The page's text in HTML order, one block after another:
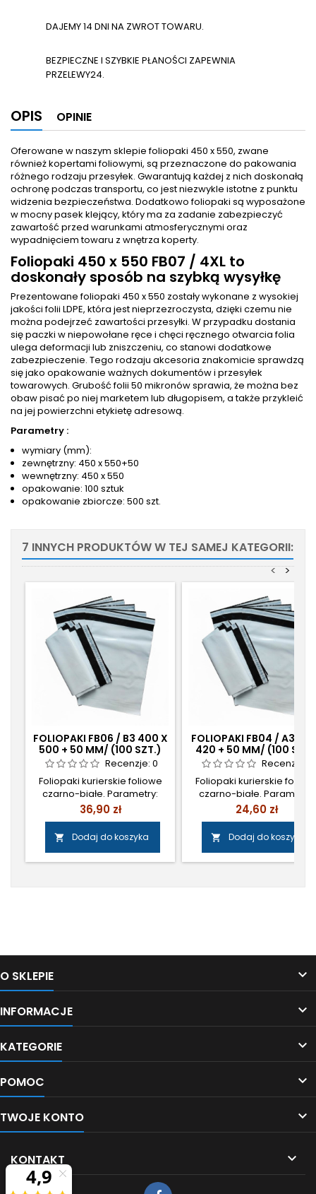
DAJEMY 14 DNI NA ZWROT TOWARU.
BEZPIECZNE I SZYBKIE PŁANOŚCI ZAPEWNIA
PRZELEWY24.
OPIS OPINIE
Oferowane w naszym sklepie foliopaki 450 x 550, zwane
również kopertami foliowymi, są przeznaczone do pakowania
różnego rodzaju przesyłek. Gwarantują każdej z nich doskonałą
ochronę podczas transportu, co jest niezwykle istotne z punktu
widzenia bezpieczeństwa. Dodatkowo foliopaki są wyposażone
w mocny pasek klejący, który ma za zadanie zabezpieczyć
zawartość przed warunkami atmosferycznymi oraz
wypadnięciem towaru z wnętrza koperty.
Foliopaki 450 x 550 FB07 / 4XL to
doskonały sposób na szybką wysyłkę
Prezentowane foliopaki 450 x 550 zostały wykonane z wysokiej
jakości folii LDPE, która jest nieprzezroczysta, dzięki czemu nie
można podejrzeć zawartości przesyłki. W przypadku dostania
się paczki w niepowołane ręce i chęci ręcznego otwarcia folia
ulega deformacji lub zniszczeniu, co stanowi dodatkowe
zabezpieczenie. Tego rodzaju akcesoria znakomicie sprawdzą
się jako opakowanie ważnych dokumentów i przesyłek
towarowych. Grubość folii 50 mikronów sprawia, że można bez
obaw pisać po niej marketem lub długopisem, a także przykleić
na jej powierzchni etykietę adresową.
Parametry :
wymiary (mm):
zewnętrzny: 450 x 550+50
wewnętrzny: 450 x 550
opakowanie: 100 sztuk
opakowanie zbiorcze: 500 szt.
7 INNYCH PRODUKTÓW W TEJ SAMEJ KATEGORII:
>
<
FOLIOPAKI FB06 / B3 400 X
500 + 50 MM/ (100 SZT.)
Recenzje: 0
Foliopaki kurierskie foliowe
czarno-białe. Parametry:
wymiary (mm): zewnętrzny:
400 x 500+50wewnętrzny:
400 x 500opakowanie: 100
sztukopakowanie zbiorcze:
500 szt. Cena: 0,30 zł
Cena
36,90 zł
 Dodaj do koszyka
FOLIOPAKI FB04 / A3 310
420 + 50 MM/ (100
Recenzje:
Foliopaki kurierskie
czarno-białe. Parametry:
wymiary (mm):
310 x 420+50wewnętrzny:
x 420opakowanie: 100
sztukopakowanie
500 szt. Cena: 0,20 zł
Cena
24,60 zł
 Dodaj do koszyka
O SKLEPIE 
INFORMACJE 
KATEGORIE 
POMOC 
TWOJE KONTO 
KONTAKT 